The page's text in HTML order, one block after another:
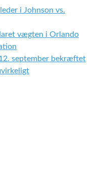
i Johnson vs.
vægten i Orlando
september bekræftet